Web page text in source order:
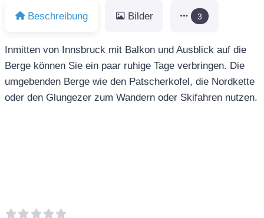
Beschreibung Bilder 3
Inmitten von Innsbruck mit Balkon und Ausblick auf die
Berge können Sie ein paar ruhige Tage verbringen. Die
umgebenden Berge wie den Patscherkofel, die Nordkette
oder den Glungezer zum Wandern oder Skifahren nutzen.